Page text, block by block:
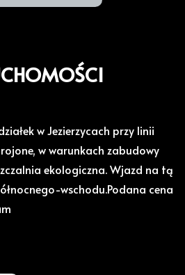
w Jezierzycach przy linii
w warunkach zabudowy
ekologiczna. Wjazd na tą
wschodu.Podana cena